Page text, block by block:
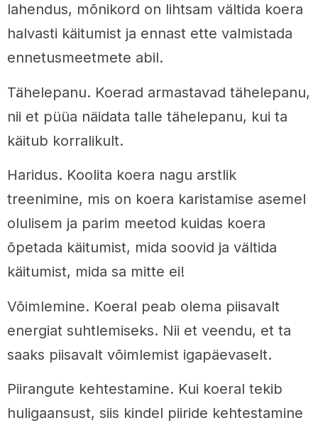
lahendus, mõnikord on lihtsam vältida koera
halvasti käitumist ja ennast ette valmistada
ennetusmeetmete abil.
Tähelepanu. Koerad armastavad tähelepanu,
nii et püüa näidata talle tähelepanu, kui ta
käitub korralikult.
Haridus. Koolita koera nagu arstlik
treenimine, mis on koera karistamise asemel
olulisem ja parim meetod kuidas koera
õpetada käitumist, mida soovid ja vältida
käitumist, mida sa mitte ei!
Võimlemine. Koeral peab olema piisavalt
energiat suhtlemiseks. Nii et veendu, et ta
saaks piisavalt võimlemist igapäevaselt.
Piirangute kehtestamine. Kui koeral tekib
huligaansust, siis kindel piiride kehtestamine